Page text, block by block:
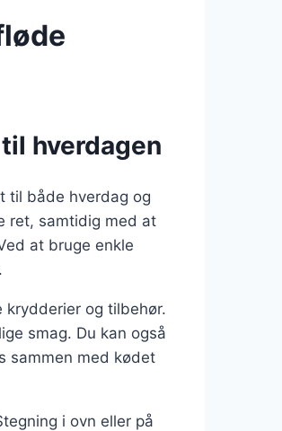
hverdagen
til både hverdag og
ret, samtidig med at
at bruge enkle
og tilbehør.
smag. Du kan også
sammen med kødet
i ovn eller på